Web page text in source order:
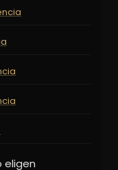
eligen